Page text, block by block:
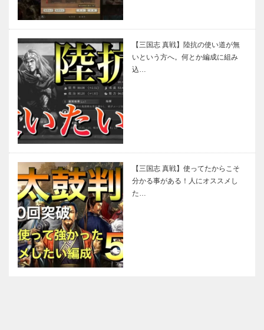
【三国志 真戦】陸抗の使い道が無
いという方へ。何とか編成に組み
込…
【三国志 真戦】使ってたからこそ
分かる事がある！人にオススメし
た…